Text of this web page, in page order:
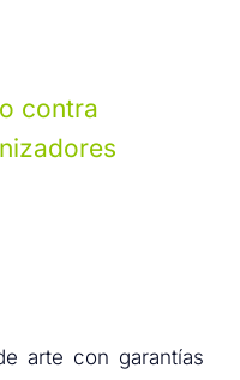
contra
arte con garantías